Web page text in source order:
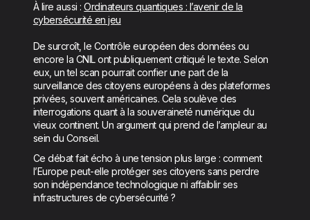
À lire aussi :Ordinateurs quantiques : l’avenir de la
cybersécurité en jeu
De surcroît, le Contrôle européen des données ou
encore la CNIL ont publiquement critiqué le texte. Selon
eux, un tel scan pourrait confier une part de la
surveillance des citoyens européens à des plateformes
privées, souvent américaines. Cela soulève des
interrogations quant à la souveraineté numérique du
vieux continent. Un argument qui prend de l’ampleur au
sein du Conseil.
Ce débat fait écho à une tension plus large : comment
l’Europe peut-elle protéger ses citoyens sans perdre
son indépendance technologique ni affaiblir ses
infrastructures de cybersécurité ?